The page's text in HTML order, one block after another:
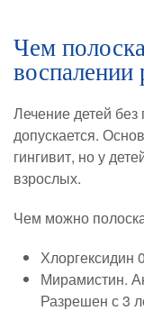
Чем
воспалении
Лечение детей
допускается.
гингивит, но у
взрослых.
Чем можно
Хлоргексидин
Мирамистин.
Разрешен с 3